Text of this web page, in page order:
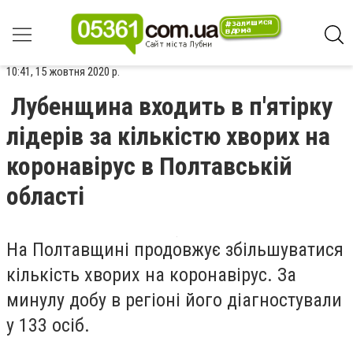
10:41, 15 жовтня 2020 р.
Лубенщина входить в п'ятірку
лідерів за кількістю хворих на
коронавірус в Полтавській
області
На Полтавщині продовжує збільшуватися
кількість хворих на коронавірус. За
минулу добу в регіоні його діагностували
у 133 осіб.